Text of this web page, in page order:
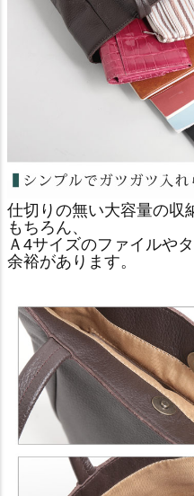
仕切りの無い大容量の収
もちろん、
Ａ4サイズのファイルや
余裕があります。